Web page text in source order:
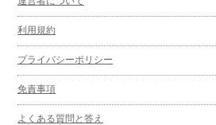
利用規約
プライバシーポリシー
免責事項
よくある質問と答え